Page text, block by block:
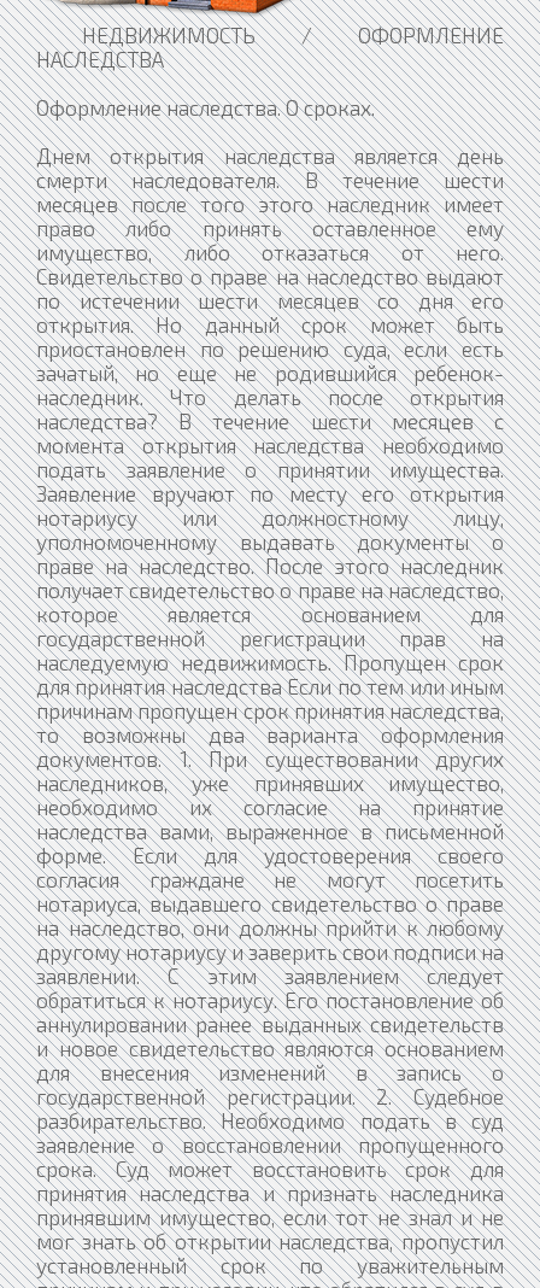
НЕДВИЖИМОСТЬ / ОФОРМЛЕНИЕ
НАСЛЕДСТВА
Оформление наследства. О сроках.
Днем открытия наследства является день
смерти наследователя. В течение шести
месяцев после того этого наследник имеет
право либо принять оставленное ему
имущество, либо отказаться от него.
Свидетельство о праве на наследство выдают
по истечении шести месяцев со дня его
открытия. Но данный срок может быть
приостановлен по решению суда, если есть
зачатый, но еще не родившийся ребенок-
наследник. Что делать после открытия
наследства? В течение шести месяцев с
момента открытия наследства необходимо
подать заявление о принятии имущества.
Заявление вручают по месту его открытия
нотариусу или должностному лицу,
уполномоченному выдавать документы о
праве на наследство. После этого наследник
получает свидетельство о праве на наследство,
которое является основанием для
государственной регистрации прав на
наследуемую недвижимость. Пропущен срок
для принятия наследства Если по тем или иным
причинам пропущен срок принятия наследства,
то возможны два варианта оформления
документов. 1. При существовании других
наследников, уже принявших имущество,
необходимо их согласие на принятие
наследства вами, выраженное в письменной
форме. Если для удостоверения своего
согласия граждане не могут посетить
нотариуса, выдавшего свидетельство о праве
на наследство, они должны прийти к любому
другому нотариусу и заверить свои подписи на
заявлении. С этим заявлением следует
обратиться к нотариусу. Его постановление об
аннулировании ранее выданных свидетельств
и новое свидетельство являются основанием
для внесения изменений в запись о
государственной регистрации. 2. Судебное
разбирательство. Необходимо подать в суд
заявление о восстановлении пропущенного
срока. Суд может восстановить срок для
принятия наследства и признать наследника
принявшим имущество, если тот не знал и не
мог знать об открытии наследства, пропустил
установленный срок по уважительным